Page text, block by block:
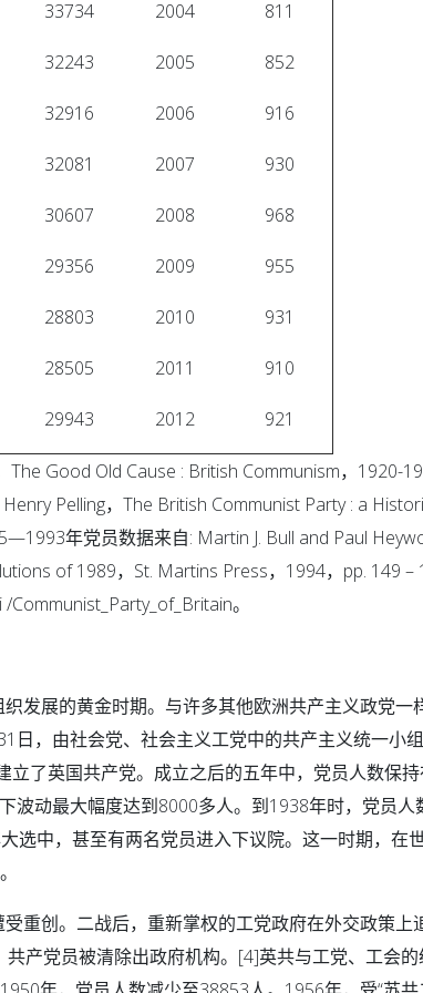
33734 2004 811
32243 2005 852
32916 2006 916
32081 2007 930
30607 2008 968
29356 2009 955
28803 2010 931
28505 2011 910
29943 2012 921
Good Old Cause : British Communism，1920-
Pelling，The British Communist Party : a
年党员数据来自: Martin J. Bull and Paul
of 1989，St. Martins Press，1994，pp. 149 –
。
发展的黄金时期。与许多其他欧洲共产主义政党一
日，由社会党、社会主义工党中的共产主义统一小
了英国共产党。成立之后的五年中，党员人数保
动最大幅度达到8000多人。到1938年时，党员人
选中，甚至有两名党员进入下议院。这一时期，在
重创。二战后，重新掌权的工党政府在外交政策上
产党员被清除出政府机构。[4]英共与工党、工会